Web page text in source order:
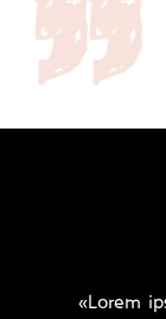
«Lorem